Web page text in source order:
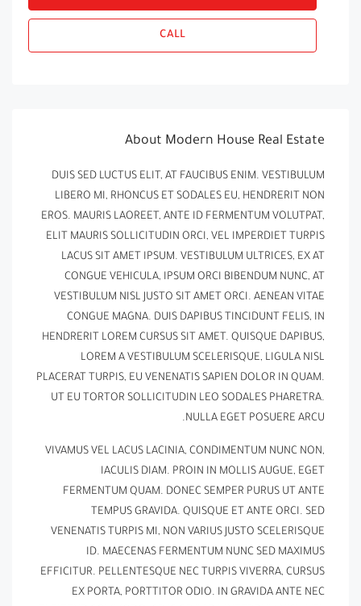
CALL
About Modern House Real Estate
DUIS SED LUCTUS ELIT, AT FAUCIBUS ENIM. VESTIBULUM
LIBERO MI, RHONCUS ET SODALES EU, HENDRERIT NON
EROS. MAURIS LAOREET, ANTE ID FERMENTUM VOLUTPAT,
ELIT MAURIS SOLLICITUDIN ORCI, VEL IMPERDIET TURPIS
LACUS SIT AMET IPSUM. VESTIBULUM ULTRICES, EX AT
CONGUE VEHICULA, IPSUM ORCI BIBENDUM NUNC, AT
VESTIBULUM NISL JUSTO SIT AMET ORCI. AENEAN VITAE
CONGUE MAGNA. DUIS DAPIBUS TINCIDUNT FELIS, IN
HENDRERIT LOREM CURSUS SIT AMET. QUISQUE DAPIBUS,
LOREM A VESTIBULUM SCELERISQUE, LIGULA NISL
PLACERAT TURPIS, EU VENENATIS SAPIEN DOLOR IN QUAM.
UT EU TORTOR SOLLICITUDIN LEO SODALES PHARETRA.
NULLA EGET POSUERE ARCU.
VIVAMUS VEL LACUS LACINIA, CONDIMENTUM NUNC NON,
IACULIS DIAM. PROIN IN MOLLIS AUGUE, EGET
FERMENTUM QUAM. DONEC SEMPER PURUS UT ANTE
TEMPUS GRAVIDA. QUISQUE ET ANTE ORCI. SED
VENENATIS TURPIS MI, NON VARIUS JUSTO SCELERISQUE
ID. MAECENAS FERMENTUM NUNC SED MAXIMUS
EFFICITUR. PELLENTESQUE NEC TURPIS VIVERRA, CURSUS
EX PORTA, PORTTITOR ODIO. IN GRAVIDA ANTE NEC